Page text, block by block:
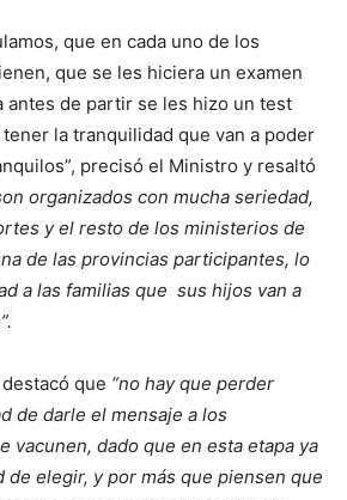
que en cada uno de los
que se les hiciera un examen
antes de partir se les hizo un test
la tranquilidad que van a poder
precisó el Ministro y resaltó
organizados con mucha seriedad,
y el resto de los ministerios de
de las provincias participantes, lo
a las familias que sus hijos van a
que “no hay que perder
de darle el mensaje a los
vacunen, dado que en esta etapa ya
de elegir, y por más que piensen que